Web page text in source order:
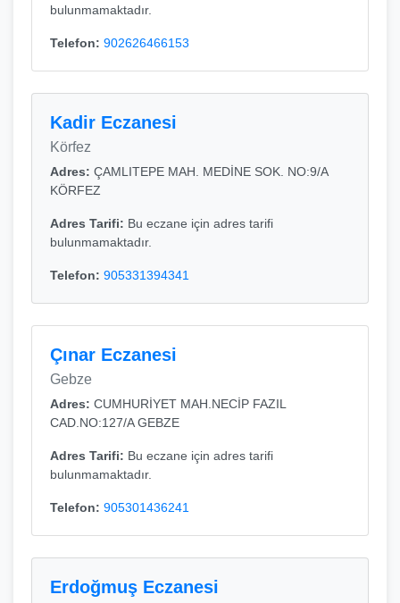
bulunmamaktadır.
Telefon: 902626466153
Kadir Eczanesi
Körfez
Adres: ÇAMLITEPE MAH. MEDİNE SOK. NO:9/A
KÖRFEZ
Adres Tarifi: Bu eczane için adres tarifi
bulunmamaktadır.
Telefon: 905331394341
Çınar Eczanesi
Gebze
Adres: CUMHURİYET MAH.NECİP FAZIL
CAD.NO:127/A GEBZE
Adres Tarifi: Bu eczane için adres tarifi
bulunmamaktadır.
Telefon: 905301436241
Erdoğmuş Eczanesi